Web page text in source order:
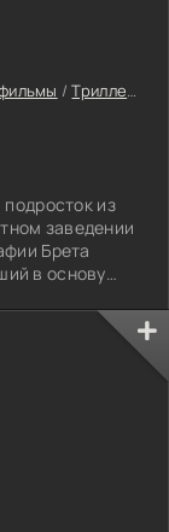
/Триллеры
из
заведении
Брета
в основу
грядущих